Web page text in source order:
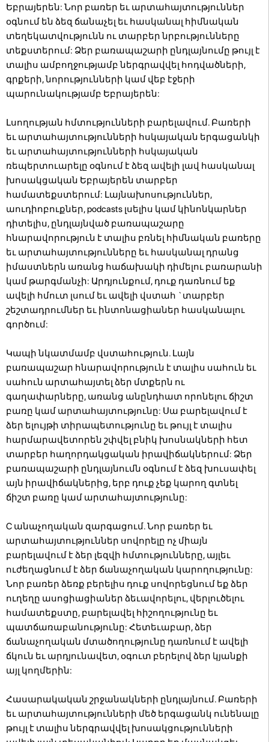
Եբրայերեն: Նոր բառեր եւ արտահայտություններ
օգնում են ձեզ ճանաչել եւ հասկանալ հիմնական
տեղեկատվությունն ու տարբեր նրբությունները
տեքստերում: Ձեր բառապաշարի ընդլայնումը թույլ է
տալիս ամբողջությամբ ներգրավվել հոդվածների,
գրքերի, նորությունների կամ վեբ էջերի
պարունակությամբ Եբրայերեն:
Լսողության հմտությունների բարելավում. Բառերի
եւ արտահայտությունների հսկայական երգացանկի
եւ արտահայտությունների հսկայական
ռեպերտուարելը օգնում է ձեզ ավելի լավ հասկանալ
խոսակցական Եբրայերեն տարբեր
համատեքստերում: Լայնախոսություններ,
աուդիոբուքներ, podcasts լսելիս կամ կինոնկարներ
դիտելիս, ընդլայնված բառապաշարը
հնարավորություն է տալիս բռնել հիմնական բառերը
եւ արտահայտությունները եւ հասկանալ դրանց
իմաստներն առանց հաճախակի դիմելու բառարանի
կամ թարգմանչի: Արդյունքում, դուք դառնում եք
ավելի հմուտ լսում եւ ավելի վստահ `տարբեր
շեշտադրումներ եւ ինտոնացիաներ հասկանալու
գործում:
Կապի նկատմամբ վստահություն. Լայն
բառապաշար հնարավորություն է տալիս սահուն եւ
սահուն արտահայտել ձեր մտքերն ու
գաղափարները, առանց անընդհատ որոնելու ճիշտ
բառը կամ արտահայտությունը: Սա բարելավում է
ձեր ելույթի տիրապետությունը եւ թույլ է տալիս
հարմարավետորեն շփվել բնիկ խոսնակների հետ
տարբեր հաղորդակցական իրավիճակներում: Ձեր
բառապաշարի ընդլայնումն օգնում է ձեզ խուսափել
այն իրավիճակներից, երբ դուք չեք կարող գտնել
ճիշտ բառը կամ արտահայտությունը:
C անաչողական զարգացում. Նոր բառեր եւ
արտահայտություններ սովորելը ոչ միայն
բարելավում է ձեր լեզվի հմտությունները, այլեւ
ուժեղացնում է ձեր ճանաչողական կարողությունը:
Նոր բառեր ձեռք բերելիս դուք սովորեցնում եք ձեր
ուղեղը ասոցիացիաներ ձեւավորելու, վերլուծելու
համատեքստը, բարելավել հիշողությունը եւ
պատճառաբանությունը: Հետեւաբար, ձեր
ճանաչողական մտածողությունը դառնում է ավելի
ճկուն եւ արդյունավետ, օգուտ բերելով ձեր կյանքի
այլ կողմերին:
Հասարակական շրջանակների ընդլայնում. Բառերի
եւ արտահայտությունների մեծ երգացանկ ունենալը
թույլ է տալիս ներգրավվել խոսակցությունների